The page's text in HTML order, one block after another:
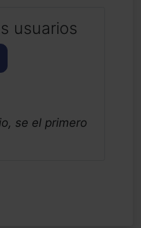
usuarios
se el primero